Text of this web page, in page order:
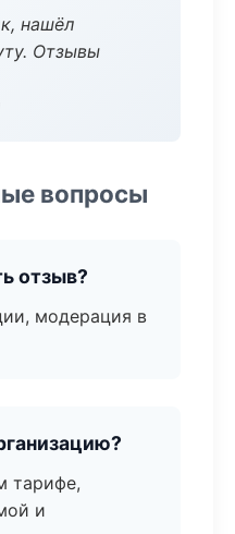
нашёл
Отзывы
вопросы
отзыв?
модерация в
тарифе,
и